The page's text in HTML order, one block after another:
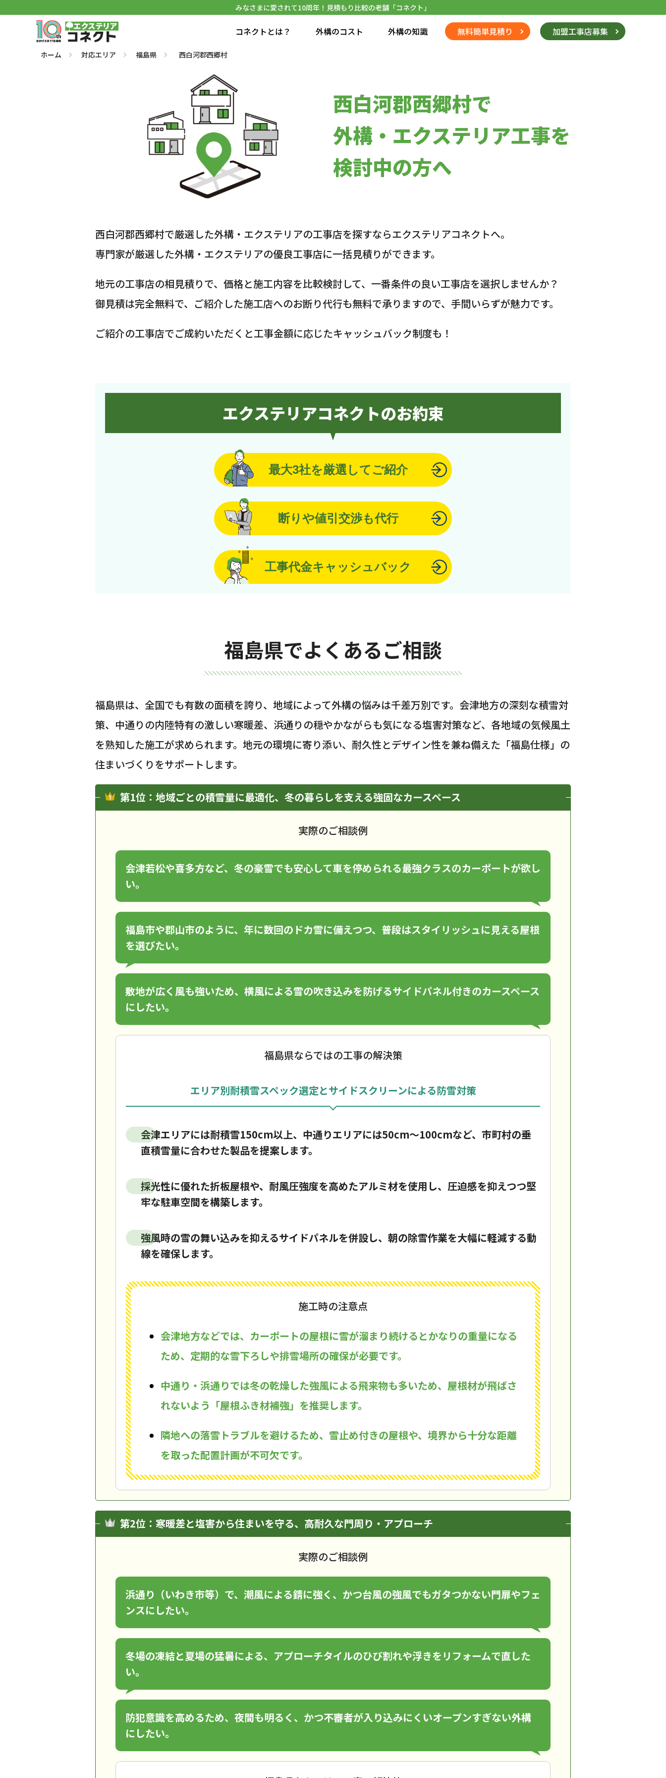
みなさまに愛されて10周年！見積もり比較の老舗「コネクト」
コネクトとは？ 外構のコスト 外構の知識 無料簡単見積り 加盟工事店募集
ホーム 対応エリア 福島県 西白河郡西郷村
西白河郡西郷村で
外構・エクステリア工事を
検討中の方へ
西白河郡西郷村で厳選した外構・エクステリアの工事店を探すならエクステリアコネクトへ。
専門家が厳選した外構・エクステリアの優良工事店に一括見積りができます。
地元の工事店の相見積りで、価格と施工内容を比較検討して、一番条件の良い工事店を選択しませんか？
御見積は完全無料で、ご紹介した施工店へのお断り代行も無料で承りますので、手間いらずが魅力です。
ご紹介の工事店でご成約いただくと工事金額に応じたキャッシュバック制度も！
エクステリアコネクトのお約束
最大3社を厳選してご紹介
断りや値引交渉も代行
工事代金キャッシュバック
福島県でよくあるご相談
福島県は、全国でも有数の面積を誇り、地域によって外構の悩みは千差万別です。会津地方の深刻な積雪対
策、中通りの内陸特有の激しい寒暖差、浜通りの穏やかながらも気になる塩害対策など、各地域の気候風土
を熟知した施工が求められます。地元の環境に寄り添い、耐久性とデザイン性を兼ね備えた「福島仕様」の
住まいづくりをサポートします。
第1位：地域ごとの積雪量に最適化、冬の暮らしを支える強固なカースペース
実際のご相談例
会津若松や喜多方など、冬の豪雪でも安心して車を停められる最強クラスのカーポートが欲し
い。
福島市や郡山市のように、年に数回のドカ雪に備えつつ、普段はスタイリッシュに見える屋根
を選びたい。
敷地が広く風も強いため、横風による雪の吹き込みを防げるサイドパネル付きのカースペース
にしたい。
福島県ならではの工事の解決策
エリア別耐積雪スペック選定とサイドスクリーンによる防雪対策
会津エリアには耐積雪150cm以上、中通りエリアには50cm〜100cmなど、市町村の垂
直積雪量に合わせた製品を提案します。
採光性に優れた折板屋根や、耐風圧強度を高めたアルミ材を使用し、圧迫感を抑えつつ堅
牢な駐車空間を構築します。
強風時の雪の舞い込みを抑えるサイドパネルを併設し、朝の除雪作業を大幅に軽減する動
線を確保します。
施工時の注意点
会津地方などでは、カーポートの屋根に雪が溜まり続けるとかなりの重量になる
ため、定期的な雪下ろしや排雪場所の確保が必要です。
中通り・浜通りでは冬の乾燥した強風による飛来物も多いため、屋根材が飛ばさ
れないよう「屋根ふき材補強」を推奨します。
隣地への落雪トラブルを避けるため、雪止め付きの屋根や、境界から十分な距離
を取った配置計画が不可欠です。
第2位：寒暖差と塩害から住まいを守る、高耐久な門周り・アプローチ
実際のご相談例
浜通り（いわき市等）で、潮風による錆に強く、かつ台風の強風でもガタつかない門扉やフェ
ンスにしたい。
冬場の凍結と夏場の猛暑による、アプローチタイルのひび割れや浮きをリフォームで直した
い。
防犯意識を高めるため、夜間も明るく、かつ不審者が入り込みにくいオープンすぎない外構
にしたい。